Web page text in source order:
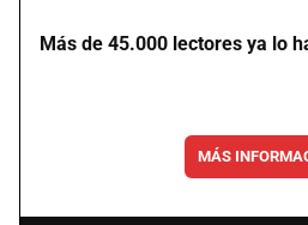
Más de 45.000 lectores ya lo
MÁS